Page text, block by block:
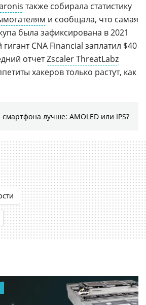
также собирала статистику
и сообщала, что самая
была зафиксирована в 2021
гигант CNA Financial заплатил $40
отчетZscaler ThreatLabz
хакеров только растут, как
лучше: AMOLED или IPS?